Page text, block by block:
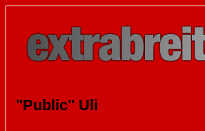
"Public" Uli